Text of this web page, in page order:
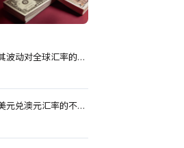
主要货币对种类及其波动对全球汇率的影响
投资者应如何应对美元兑澳元汇率的不确定性?